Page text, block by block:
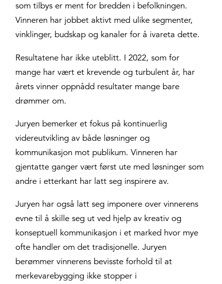
som tilbys er ment for bredden i befolkningen.
Vinneren har jobbet aktivt med ulike segmenter,
vinklinger, budskap og kanaler for å ivareta dette.
Resultatene har ikke uteblitt. I 2022, som for
mange har vært et krevende og turbulent år, har
årets vinner oppnådd resultater mange bare
drømmer om.
Juryen bemerker et fokus på kontinuerlig
videreutvikling av både løsninger og
kommunikasjon mot publikum. Vinneren har
gjentatte ganger vært først ute med løsninger som
andre i etterkant har latt seg inspirere av.
Juryen har også latt seg imponere over vinnerens
evne til å skille seg ut ved hjelp av kreativ og
konseptuell kommunikasjon i et marked hvor mye
ofte handler om det tradisjonelle. Juryen
berømmer vinnerens bevisste forhold til at
merkevarebygging ikke stopper i